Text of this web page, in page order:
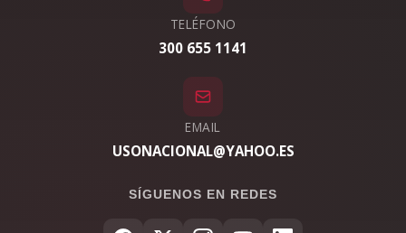
TELÉFONO
300 655 1141
EMAIL
USONACIONAL@YAHOO.ES
SÍGUENOS EN REDES